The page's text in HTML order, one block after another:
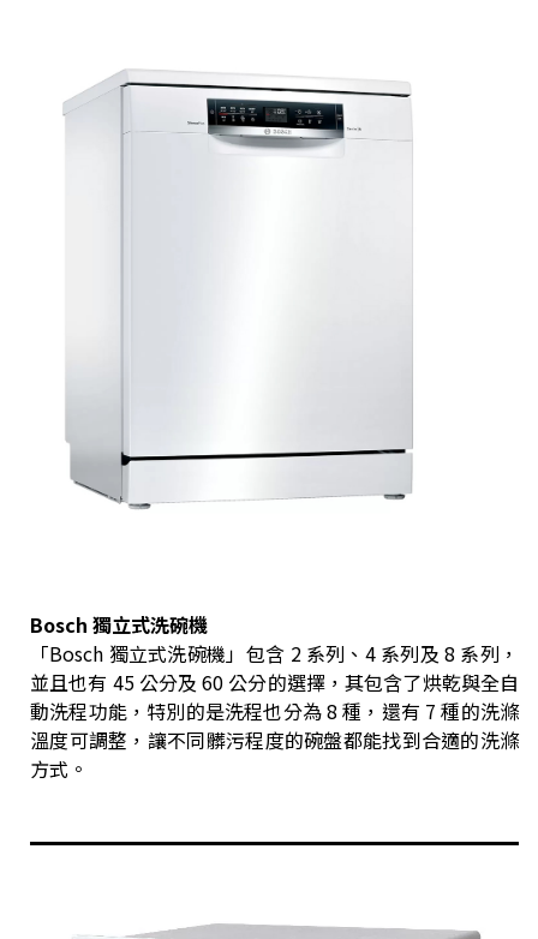
Bosch 獨立式洗碗機
「Bosch 獨立式洗碗機」包含 2 系列、4 系列及 8 系列，
並且也有 45 公分及 60 公分的選擇，其包含了烘乾與全自
動洗程功能，特別的是洗程也分為 8 種，還有 7 種的洗滌
溫度可調整，讓不同髒污程度的碗盤都能找到合適的洗滌
方式。